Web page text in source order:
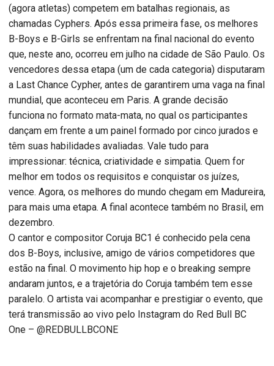
(agora atletas) competem em batalhas regionais, as
chamadas Cyphers. Após essa primeira fase, os melhores
B-Boys e B-Girls se enfrentam na final nacional do evento
que, neste ano, ocorreu em julho na cidade de São Paulo. Os
vencedores dessa etapa (um de cada categoria) disputaram
a Last Chance Cypher, antes de garantirem uma vaga na final
mundial, que aconteceu em Paris. A grande decisão
funciona no formato mata-mata, no qual os participantes
dançam em frente a um painel formado por cinco jurados e
têm suas habilidades avaliadas. Vale tudo para
impressionar: técnica, criatividade e simpatia. Quem for
melhor em todos os requisitos e conquistar os juízes,
vence. Agora, os melhores do mundo chegam em Madureira,
para mais uma etapa. A final acontece também no Brasil, em
dezembro.
O cantor e compositor Coruja BC1 é conhecido pela cena
dos B-Boys, inclusive, amigo de vários competidores que
estão na final. O movimento hip hop e o breaking sempre
andaram juntos, e a trajetória do Coruja também tem esse
paralelo. O artista vai acompanhar e prestigiar o evento, que
terá transmissão ao vivo pelo Instagram do Red Bull BC
One – @REDBULLBCONE